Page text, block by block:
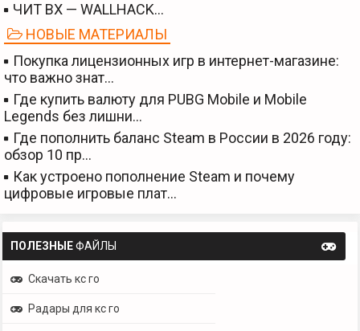
ЧИТ BX — WALLHACK…
НОВЫЕ МАТЕРИАЛЫ
Покупка лицензионных игр в интернет-магазине:
что важно знат…
Где купить валюту для PUBG Mobile и Mobile
Legends без лишни…
Где пополнить баланс Steam в России в 2026 году:
обзор 10 пр…
Как устроено пополнение Steam и почему
цифровые игровые плат…
ПОЛЕЗНЫЕФАЙЛЫ
Скачать кс го
Радары для кс го